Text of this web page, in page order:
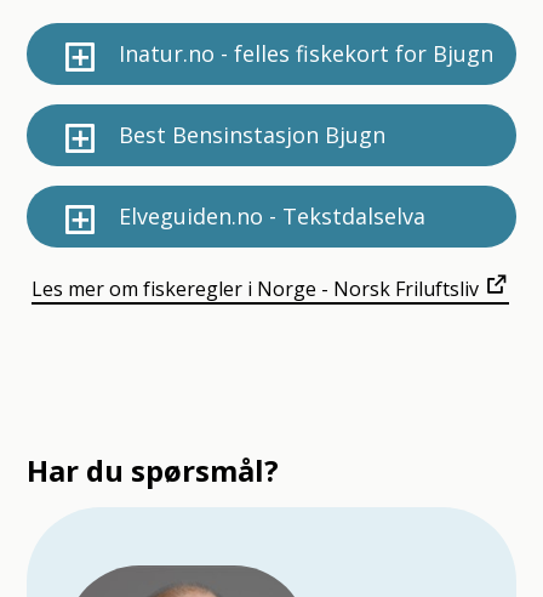
Inatur.no - felles fiskekort for Bjugn
Best Bensinstasjon Bjugn
Elveguiden.no - Tekstdalselva
Les mer om fiskeregler i Norge - Norsk Friluftsliv
Har du spørsmål?